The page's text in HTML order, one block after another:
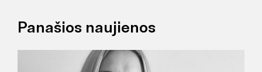
Panašios naujienos